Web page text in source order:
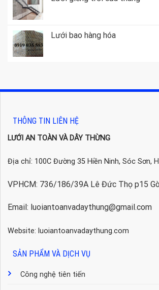
Lưới bao hàng hóa
THÔNG TIN LIÊN HỆ
LƯỚI AN TOÀN VÀ DÂY THỪNG
Địa chỉ: 100C Đường 35 Hiền Ninh, Sóc Sơn,
VPHCM: 736/186/39A Lê Đức Thọ p15
Email: luoiantoanvadaythung@gmail.com
Website: luoiantoanvadaythung.com
SẢN PHẨM VÀ DỊCH VỤ
Công nghệ tiên tiến